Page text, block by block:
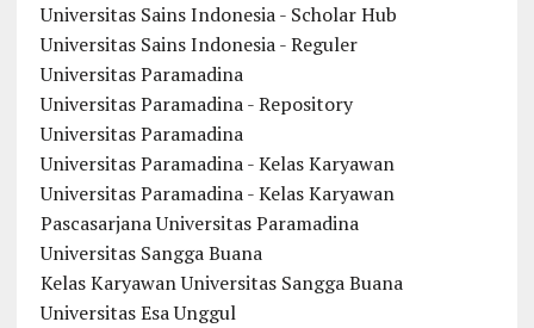
Universitas Sains Indonesia - Scholar Hub
Universitas Sains Indonesia - Reguler
Universitas Paramadina
Universitas Paramadina - Repository
Universitas Paramadina
Universitas Paramadina - Kelas Karyawan
Universitas Paramadina - Kelas Karyawan
Pascasarjana Universitas Paramadina
Universitas Sangga Buana
Kelas Karyawan Universitas Sangga Buana
Universitas Esa Unggul